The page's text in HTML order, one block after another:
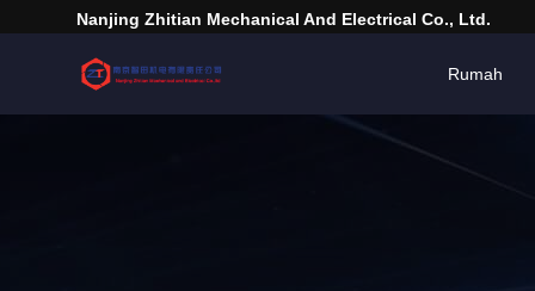
Nanjing Zhitian Mechanical And Electrical Co., Ltd.
Rumah